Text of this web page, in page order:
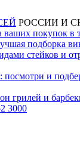
РОССИИ И
ваших покупок в
подборка
стейков и
посмотри и
грилей и
3000